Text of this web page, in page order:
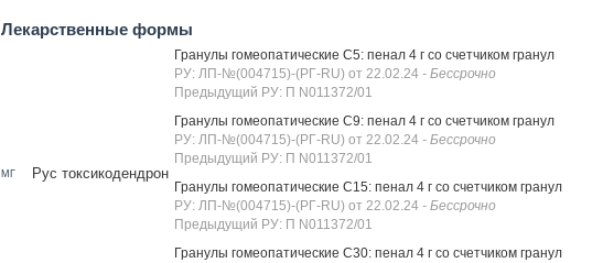
Лекарственные формы
МГ Рус токсикодендрон
Гранулы гомеопатические C5: пенал 4 г со счетчиком гранул
РУ: ЛП-№(004715)-(РГ-RU) от 22.02.24 - Бессрочно
Предыдущий РУ: П N011372/01
Гранулы гомеопатические C9: пенал 4 г со счетчиком гранул
РУ: ЛП-№(004715)-(РГ-RU) от 22.02.24 - Бессрочно
Предыдущий РУ: П N011372/01
Гранулы гомеопатические C15: пенал 4 г со счетчиком гранул
РУ: ЛП-№(004715)-(РГ-RU) от 22.02.24 - Бессрочно
Предыдущий РУ: П N011372/01
Гранулы гомеопатические C30: пенал 4 г со счетчиком гранул